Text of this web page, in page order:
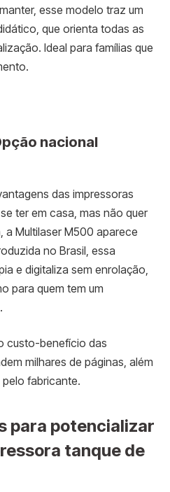
esse modelo traz um
que orienta todas as
Ideal para famílias que
nacional
das impressoras
ter em casa, mas não quer
Multilaser M500 aparece
no Brasil, essa
e digitaliza sem enrolação,
para quem tem um
custo-benefício das
milhares de páginas, além
fabricante.
para potencializar
tanque de